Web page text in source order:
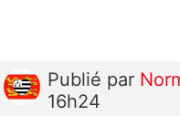
Publié par
16h24